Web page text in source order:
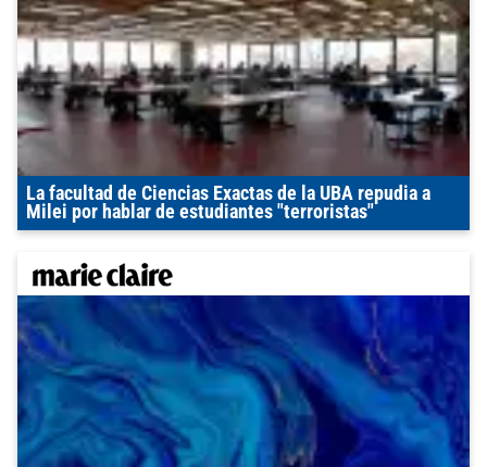
La facultad de Ciencias Exactas de la UBA repudia a
Milei por hablar de estudiantes "terroristas"